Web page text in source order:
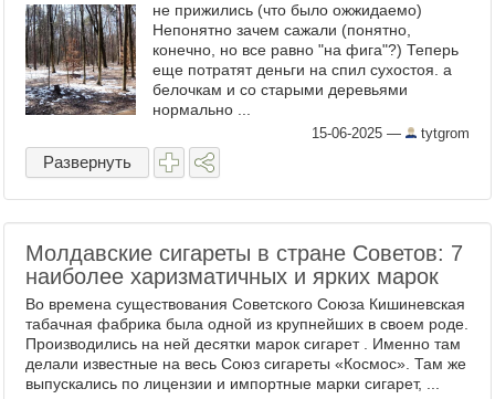
не прижились (что было ожжидаемо)
Непонятно зачем сажали (понятно,
конечно, но все равно "на фига"?) Теперь
еще потратят деньги на спил сухостоя. а
белочкам и со старыми деревьями
нормально ...
15-06-2025 — tytgrom
Развернуть
Молдавские сигареты в стране Советов: 7
наиболее харизматичных и ярких марок
Во времена существования Советского Союза Кишиневская
табачная фабрика была одной из крупнейших в своем роде.
Производились на ней десятки марок сигарет . Именно там
делали известные на весь Союз сигареты «Космос». Там же
выпускались по лицензии и импортные марки сигарет, ...